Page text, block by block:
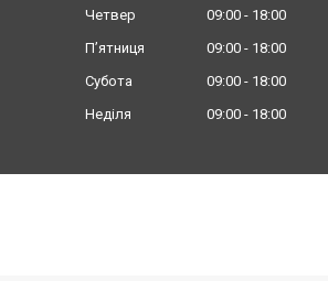
Четвер
09:00
18:00
Пʼятниця
09:00
18:00
Субота
09:00
18:00
Неділя
09:00 18:00